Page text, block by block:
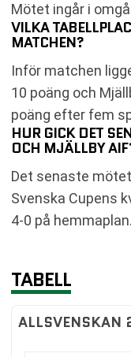
Mötet ingår i
VILKA
MATCHEN?
Inför matchen
10 poäng och
poäng efter fem
HUR GICK DET
OCH MJÄLLBY
Det senaste
Svenska Cupens
4-0 på hemmaplan.
TABELL
ALLSVENSKAN